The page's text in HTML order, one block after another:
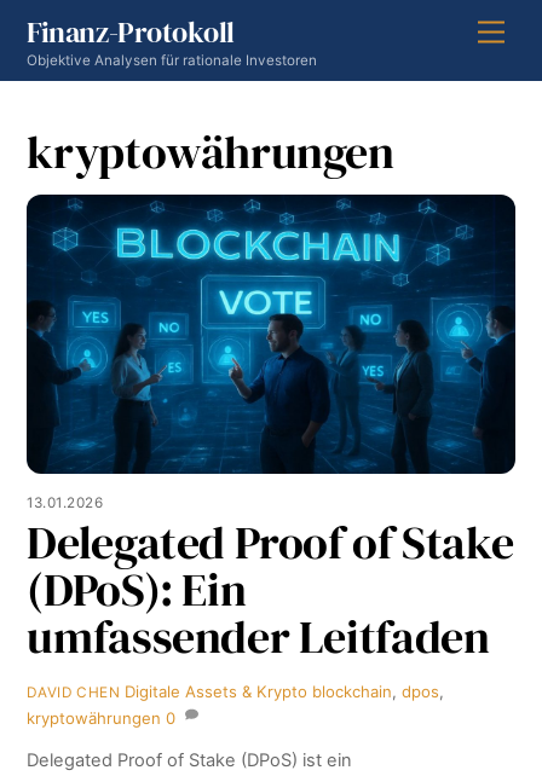
content
Finanz-Protokoll
Objektive Analysen für rationale Investoren
kryptowährungen
13.01.2026
Delegated Proof of Stake
(DPoS): Ein
umfassender Leitfaden
DAVID CHEN Digitale Assets & Krypto blockchain,dpos,
kryptowährungen 0
Delegated Proof of Stake (DPoS) ist ein